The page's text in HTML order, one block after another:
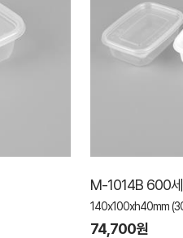
M-1014B 600
140x100xh40mm
74,700원